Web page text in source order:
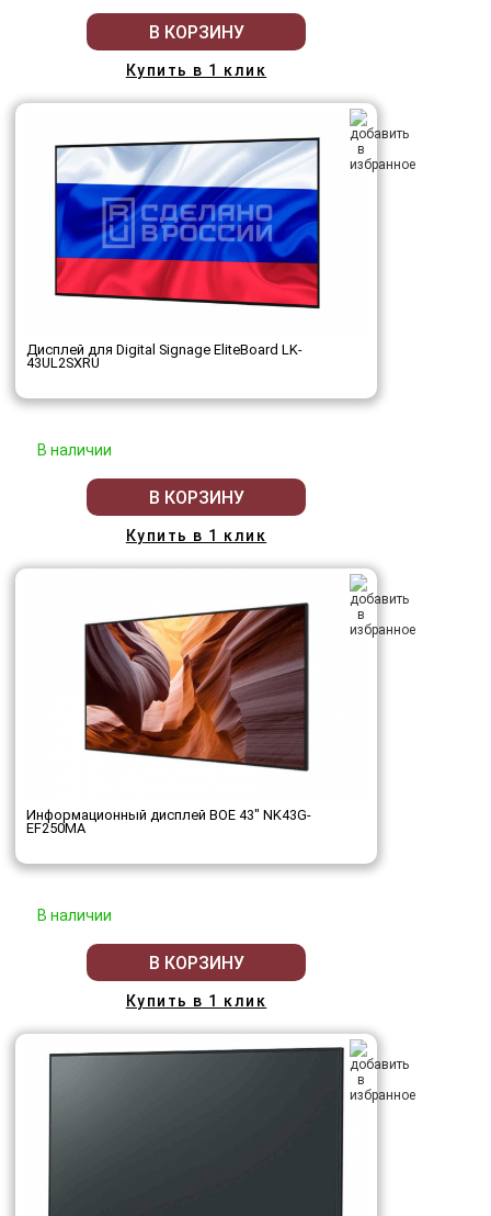
В КОРЗИНУ
Купить в 1 клик
Дисплей для Digital Signage EliteBoard LK-
43UL2SXRU
В наличии
В КОРЗИНУ
Купить в 1 клик
Информационный дисплей BOE 43" NK43G-
EF250MA
В наличии
В КОРЗИНУ
Купить в 1 клик